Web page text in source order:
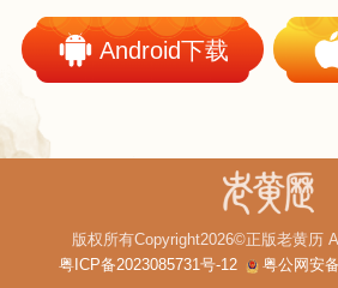
Android下载
版权所有Copyright2026©正版老黄历
粤ICP备2023085731号-12
粤公网安